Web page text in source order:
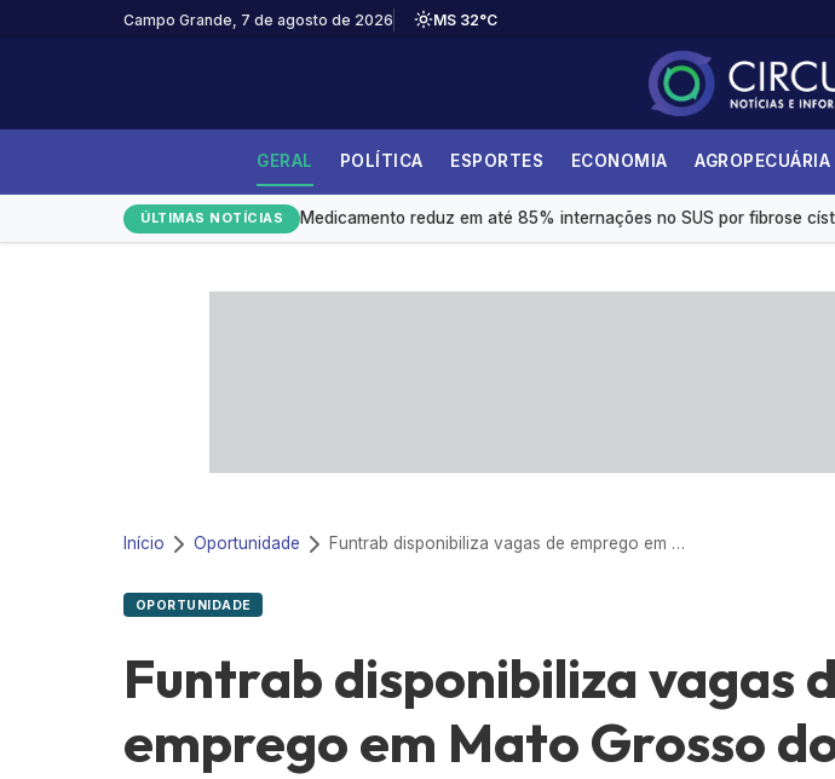
Campo Grande, 7 de agosto de 2026 MS 32°C
GERAL POLÍTICA ESPORTES ECONOMIA AGROPECUÁRIA
ÚLTIMAS NOTÍCIAS
Governo de Mato Grosso do Sul destina R$ 5,2 milhões para
Medicamento reduz em até 85% internações no SUS por fibrose
Início Oportunidade Funtrab disponibiliza vagas de emprego em Mato Grosso do Sul
OPORTUNIDADE
Funtrab disponibiliza vagas
emprego em Mato Grosso